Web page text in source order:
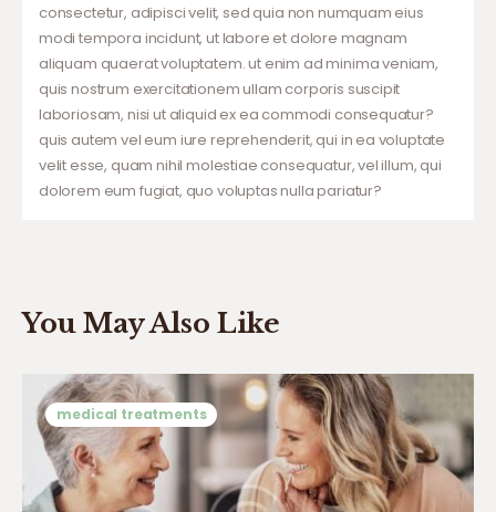
consectetur, adipisci velit, sed quia non numquam eius
modi tempora incidunt, ut labore et dolore magnam
aliquam quaerat voluptatem. ut enim ad minima veniam,
quis nostrum exercitationem ullam corporis suscipit
laboriosam, nisi ut aliquid ex ea commodi consequatur?
quis autem vel eum iure reprehenderit, qui in ea voluptate
velit esse, quam nihil molestiae consequatur, vel illum, qui
dolorem eum fugiat, quo voluptas nulla pariatur?
You May Also Like
medical treatments